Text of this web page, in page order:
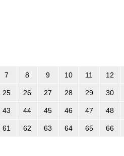
7 8 9 10 11 12
25 26 27 28 29 30
43 44 45 46 47 48
61 62 63 64 65 66